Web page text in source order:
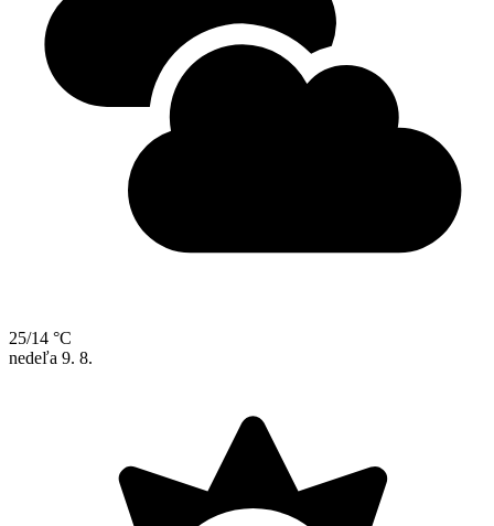
25/14 °C
nedeľa 9. 8.